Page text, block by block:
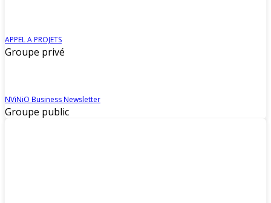
APPEL A PROJETS
Groupe privé
NViNiO Business Newsletter
Groupe public